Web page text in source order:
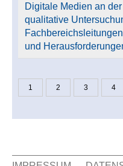
Digitale Medien an
qualitative
und
Seiten
1 2 3 4